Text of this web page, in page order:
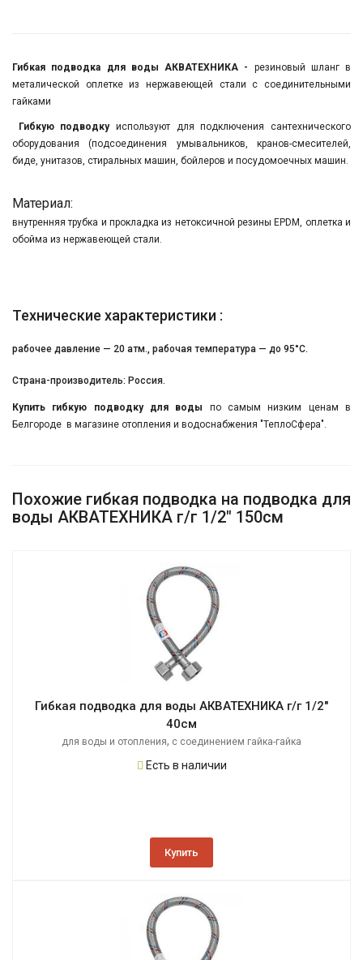
Гибкая подводка для воды АКВАТЕХНИКА - резиновый шланг в
металической оплетке из нержавеющей стали с соединительными
гайками
Гибкую подводку используют для подключения сантехнического
оборудования (подсоединения умывальников, кранов-смесителей,
биде, унитазов, стиральных машин, бойлеров и посудомоечных машин.
Материал:
внутренняя трубка и прокладка из нетоксичной резины EPDM, оплетка и
обойма из нержавеющей стали.
Технические характеристики :
рабочее давление — 20 атм., рабочая температура — до 95°С.
Страна-производитель: Россия.
Купить гибкую подводку для воды по самым низким ценам в
Белгороде в магазине отопления и водоснабжения "ТеплоСфера".
Похожие гибкая подводка на подводка для
воды АКВАТЕХНИКА г/г 1/2" 150см
Гибкая подводка для воды АКВАТЕХНИКА г/г 1/2"
40см
для воды и отопления, с соединением гайка-гайка
Есть в наличии
Купить